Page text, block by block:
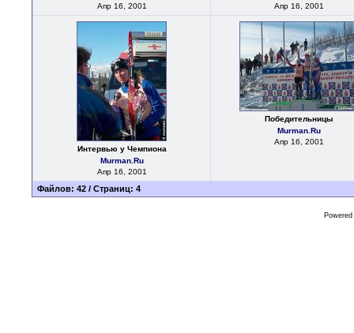
Апр 16, 2001
Апр 16, 2001
Интервью у Чемпиона
Murman.Ru
Апр 16, 2001
Победительницы
Murman.Ru
Апр 16, 2001
Файлов: 42 / Страниц: 4